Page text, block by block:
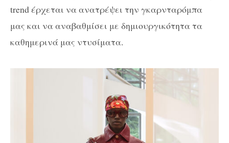
trend έρχεται να ανατρέψει την γκαρνταρόμπα
μας και να αναβαθμίσει με δημιουργικότητα τα
καθημερινά μας ντυσίματα.